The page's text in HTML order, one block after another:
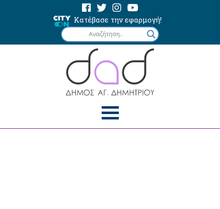
Κατέβασε την εφαρμογή!